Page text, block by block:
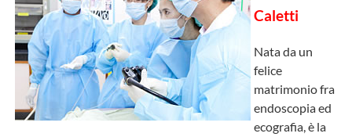
Caletti
Nata da un
felice
matrimonio fra
endoscopia ed
ecografia, è la